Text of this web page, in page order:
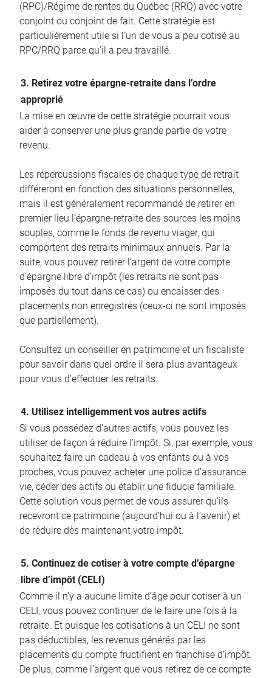
(RPC)/Régime de rentes du Québec (RRQ) avec votre
conjoint ou conjoint de fait. Cette stratégie est
particulièrement utile si l’un de vous a peu cotisé au
RPC/RRQ parce qu’il a peu travaillé.
3. Retirez votre épargne-retraite dans l’ordre
approprié
La mise en œuvre de cette stratégie pourrait vous
aider à conserver une plus grande partie de votre
revenu.
Les répercussions fiscales de chaque type de retrait
différeront en fonction des situations personnelles,
mais il est généralement recommandé de retirer en
premier lieu l’épargne-retraite des sources les moins
souples, comme le fonds de revenu viager, qui
comportent des retraits minimaux annuels. Par la
suite, vous pouvez retirer l’argent de votre compte
d’épargne libre d’impôt (les retraits ne sont pas
imposés du tout dans ce cas) ou encaisser des
placements non enregistrés (ceux-ci ne sont imposés
que partiellement).
Consultez un conseiller en patrimoine et un fiscaliste
pour savoir dans quel ordre il sera plus avantageux
pour vous d’effectuer les retraits.
4. Utilisez intelligemment vos autres actifs
Si vous possédez d’autres actifs, vous pouvez les
utiliser de façon à réduire l’impôt. Si, par exemple, vous
souhaitez faire un cadeau à vos enfants ou à vos
proches, vous pouvez acheter une police d’assurance
vie, céder des actifs ou établir une fiducie familiale.
Cette solution vous permet de vous assurer qu’ils
recevront ce patrimoine (aujourd’hui ou à l’avenir) et
de réduire dès maintenant votre impôt.
5. Continuez de cotiser à votre compte d’épargne
libre d’impôt (CELI)
Comme il n’y a aucune limite d’âge pour cotiser à un
CELI, vous pouvez continuer de le faire une fois à la
retraite. Et puisque les cotisations à un CELI ne sont
pas déductibles, les revenus générés par les
placements du compte fructifient en franchise d’impôt.
De plus, comme l’argent que vous retirez de ce compte